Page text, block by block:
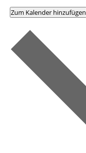
Zum Kalender hinzufügen